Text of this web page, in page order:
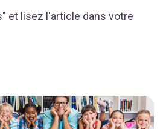
et lisez l'article dans votre